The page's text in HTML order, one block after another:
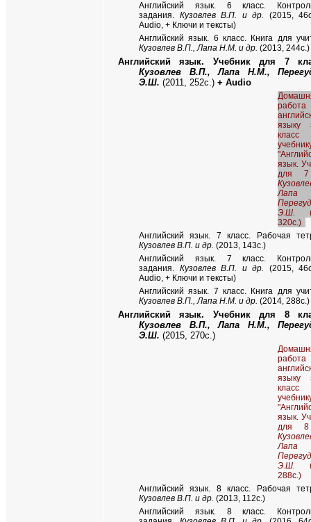
Английский язык. 6 класс.
задания. Кузовлев В.П. и др. (2015,
Audio, + Ключи и тексты)
Английский язык. 6 класс. Книга для
Кузовлев В.П., Лапа Н.М. и др. (2013, 244с.)
Английский язык. Учебник для 7
Кузовлев В.П., Лапа Н.М.,
Э.Ш. (2011, 252с.) + Audio
языку
язык.
для 7
Лапа
Э.Ш.
320с.)
Английский язык. 7 класс. Рабочая
Кузовлев В.П. и др. (2013, 143с.)
Английский язык. 7 класс.
задания. Кузовлев В.П. и др. (2015,
Audio, + Ключи и тексты)
Английский язык. 7 класс. Книга для
Кузовлев В.П., Лапа Н.М. и др. (2014, 288с.)
Английский язык. Учебник для 8
Кузовлев В.П., Лапа Н.М.,
Э.Ш. (2015, 270с.)
языку
язык.
для 8
Лапа
Э.Ш.
288с.)
Английский язык. 8 класс. Рабочая
Кузовлев В.П. и др. (2013, 112с.)
Английский язык. 8 класс.